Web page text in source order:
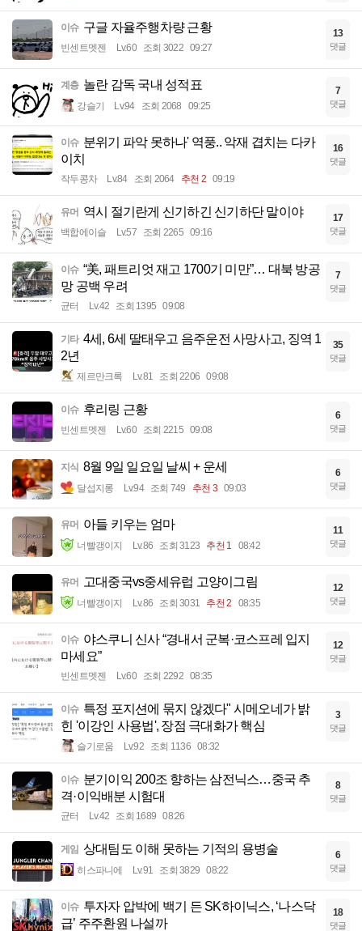
이슈 구글 자율주행차량 근황
빈센트멧젠 Lv.60 조회 3022 09:27
13
댓글
계층 놀란 감독 국내 성적표
강슬기 Lv.94 조회 2068 09:25
7
댓글
이슈 분위기 파악 못하나' 역풍.. 악재 겹치는 다카
이치
작두콩차 Lv.84 조회 2064 추천 2 09:19
16
댓글
유머 역시 절기란게 신기하긴 신기하단 말이야
백합에이슬 Lv.57 조회 2265 09:16
17
댓글
이슈 “美, 패트리엇 재고 1700기 미만”… 대북 방공
망 공백 우려
균터 Lv.42 조회 1395 09:08
7
댓글
기타 4세, 6세 딸태우고 음주운전 사망사고, 징역 1
2년
제르만크록 Lv.81 조회 2206 09:08
35
댓글
이슈 후리링 근황
빈센트멧젠 Lv.60 조회 2215 09:08
6
댓글
지식 8월 9일 일요일 날씨 + 운세
달섭지롱 Lv.94 조회 749 추천 3 09:03
6
댓글
유머 아들 키우는 엄마
너빨갱이지 Lv.86 조회 3123 추천 1 08:42
11
댓글
유머 고대중국vs중세유럽 고양이그림
너빨갱이지 Lv.86 조회 3031 추천 2 08:35
12
댓글
이슈 야스쿠니 신사 “경내서 군복·코스프레 입지
마세요”
빈센트멧젠 Lv.60 조회 2292 08:35
12
댓글
이슈 특정 포지션에 묶지 않겠다" 시메오네가 밝
힌 '이강인 사용법', 장점 극대화가 핵심
슬기로움 Lv.92 조회 1136 08:32
3
댓글
이슈 분기이익 200조 향하는 삼전닉스…중국 추
격·이익배분 시험대
균터 Lv.42 조회 1689 08:26
8
댓글
게임 상대팀도 이해 못하는 기적의 용병술
히스파니에 Lv.91 조회 3829 08:22
6
댓글
이슈 투자자 압박에 백기 든 SK하이닉스, ‘나스닥
급’ 주주환원 나설까
18
댓글